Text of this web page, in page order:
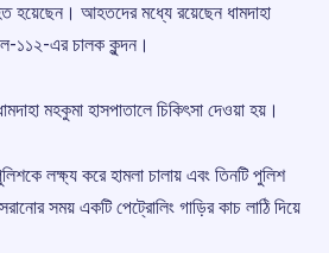
হয়েছেন। আহতদের মধ্যে রয়েছেন ধামদাহা
১১২-এর চালক কুন্দন।
মহকুমা হাসপাতালে চিকিৎসা দেওয়া হয়।
লক্ষ্য করে হামলা চালায় এবং তিনটি পুলিশ
সময় একটি পেট্রোলিং গাড়ির কাচ লাঠি দিয়ে